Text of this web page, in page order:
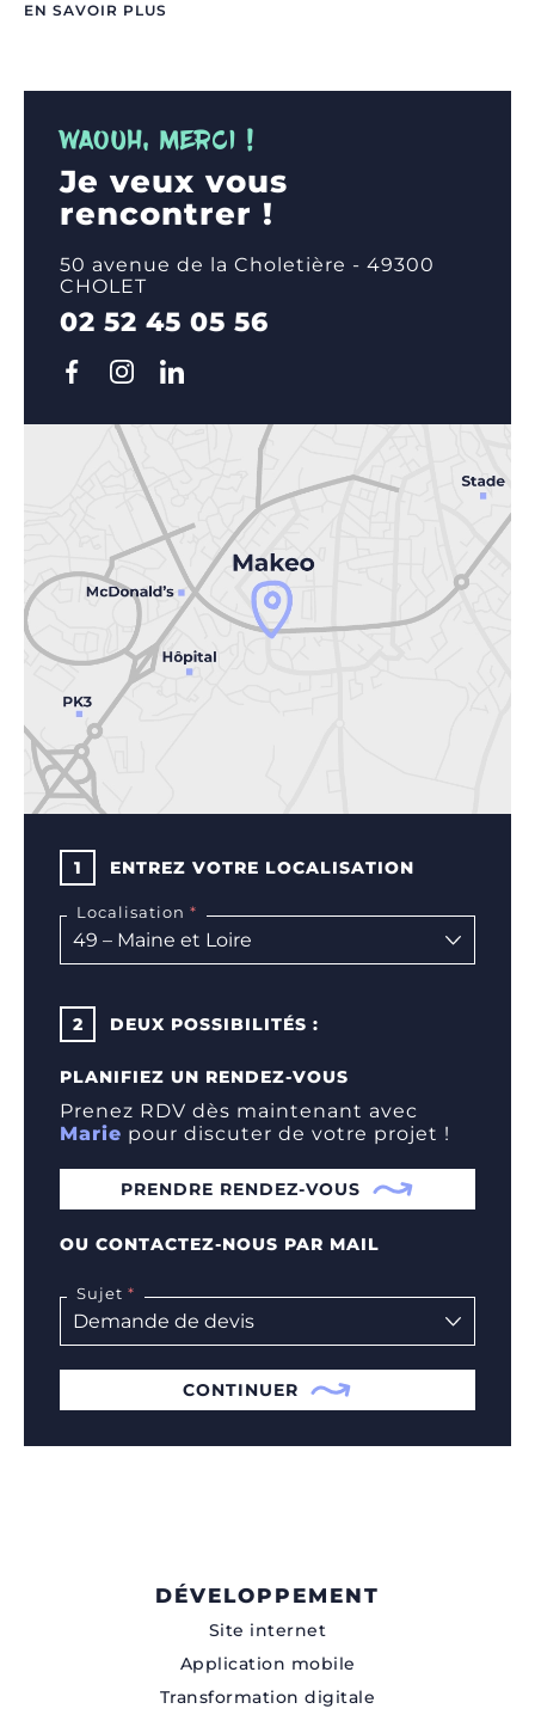
créatives, où les utilisateurs peuvent créer, éditer
EN SAVOIR PLUS
1 ENTREZ VOTRE LOCALISATION
Localisation
2 DEUX POSSIBILITÉS :
PLANIFIEZ UN RENDEZ-VOUS
Prenez RDV dès maintenant avec
Marie pour discuter de votre projet !
PRENDRE RENDEZ-VOUS
OU CONTACTEZ-NOUS PAR MAIL
Sujet
CONTINUER
WAOUH, MERCI !
Je veux vous
rencontrer !
50 avenue de la Choletière - 49300
CHOLET
02 52 45 05 56
DÉVELOPPEMENT
Site internet
Application mobile
Transformation digitale